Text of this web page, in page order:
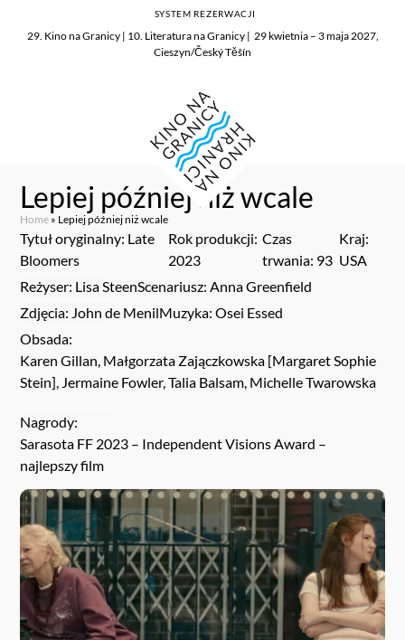
29. Kino na Granicy | 10. Literatura na Granicy | 29 kwietnia – 3 maja 2027,
Cieszyn/Český Těšín
SYSTEM REZERWACJI
Lepiej później niż wcale
Home » Lepiej później niż wcale
Tytuł oryginalny: Late
Bloomers
Rok produkcji:
2023
Czas
trwania: 93
Kraj:
USA
Reżyser: Lisa SteenScenariusz: Anna Greenfield
Zdjęcia: John de MenilMuzyka: Osei Essed
Obsada:
Karen Gillan, Małgorzata Zajączkowska [Margaret Sophie
Stein], Jermaine Fowler, Talia Balsam, Michelle Twarowska
Nagrody:
Sarasota FF 2023 – Independent Visions Award –
najlepszy film